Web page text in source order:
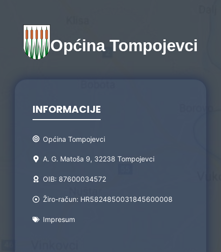
Općina Tompojevci
INFORMACIJE
Općina Tompojevci
A. G. Matoša 9, 32238 Tompojevci
OIB: 87600034572
Žiro-račun: HR5824850031845600008
Impresum